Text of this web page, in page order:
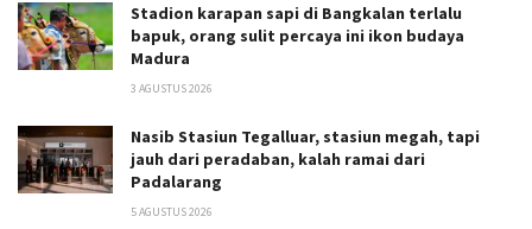
Stadion karapan sapi di Bangkalan terlalu
bapuk, orang sulit percaya ini ikon budaya
Madura
3 AGUSTUS 2026
Nasib Stasiun Tegalluar, stasiun megah, tapi
jauh dari peradaban, kalah ramai dari
Padalarang
5 AGUSTUS 2026